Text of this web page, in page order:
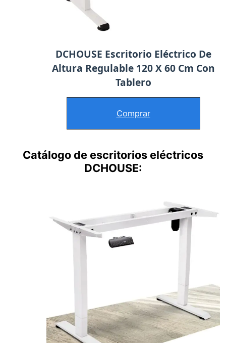
DCHOUSE Escritorio Eléctrico De
Altura Regulable 120 X 60 Cm Con
Tablero
Comprar
Catálogo de escritorios eléctricos
DCHOUSE: